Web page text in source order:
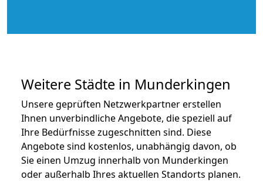
Weitere Städte in Munderkingen
Unsere geprüften Netzwerkpartner erstellen
Ihnen unverbindliche Angebote, die speziell auf
Ihre Bedürfnisse zugeschnitten sind. Diese
Angebote sind kostenlos, unabhängig davon, ob
Sie einen Umzug innerhalb von Munderkingen
oder außerhalb Ihres aktuellen Standorts planen.